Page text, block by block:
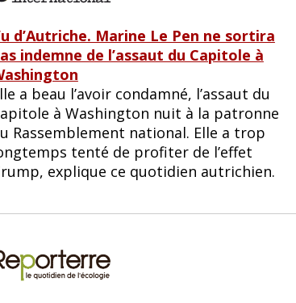
d’Autriche. Marine Le Pen ne sortira
indemne de l’assaut du Capitole à
a beau l’avoir condamné, l’assaut du
à Washington nuit à la patronne
Rassemblement national. Elle a trop
tenté de profiter de l’effet
explique ce quotidien autrichien.